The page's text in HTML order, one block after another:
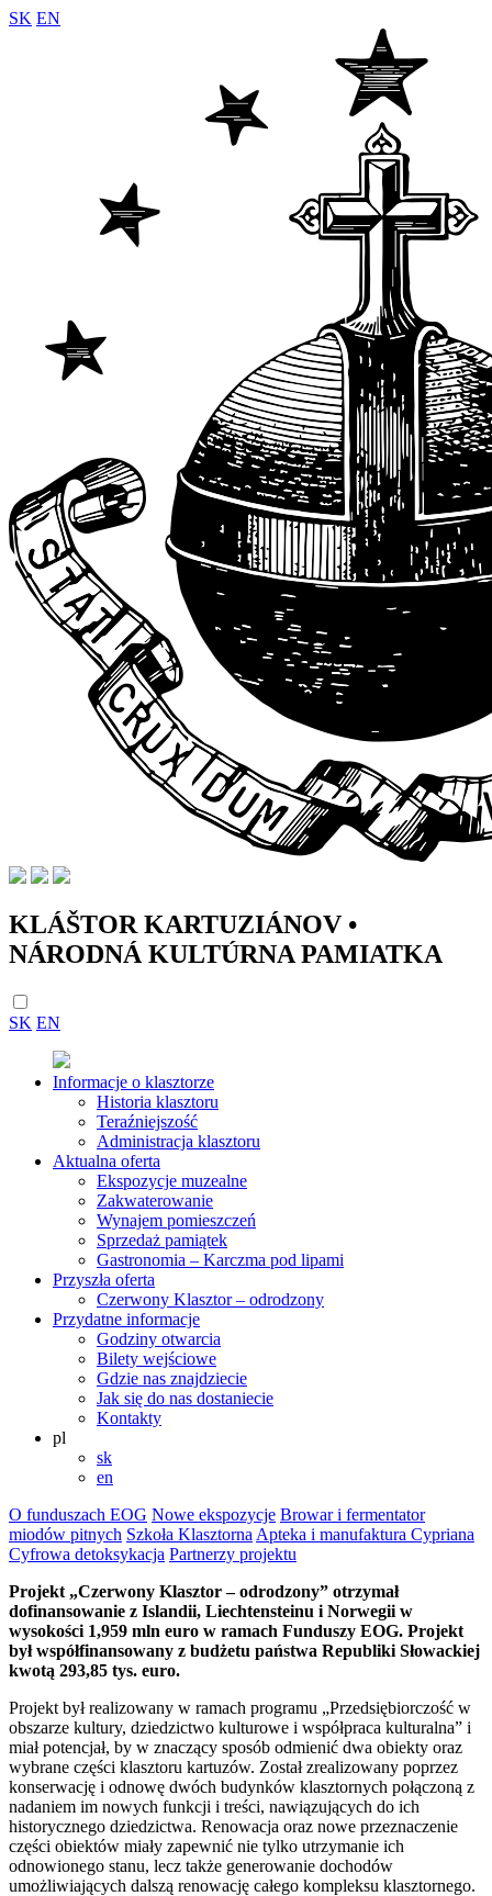
SK EN
KLÁŠTOR KARTUZIÁNOV •
NÁRODNÁ KULTÚRNA PAMIATKA
SK EN
Informacje o klasztorze
Historia klasztoru
Teraźniejszość
Administracja klasztoru
Aktualna oferta
Ekspozycje muzealne
Zakwaterowanie
Wynajem pomieszczeń
Sprzedaż pamiątek
Gastronomia – Karczma pod lipami
Przyszła oferta
Czerwony Klasztor – odrodzony
Przydatne informacje
Godziny otwarcia
Bilety wejściowe
Gdzie nas znajdziecie
Jak się do nas dostaniecie
Kontakty
pl
sk
en
O funduszach EOG Nowe ekspozycje Browar i fermentator
miodów pitnych Szkoła Klasztorna Apteka i manufaktura Cypriana
Cyfrowa detoksykacja Partnerzy projektu
Projekt „Czerwony Klasztor – odrodzony” otrzymał
dofinansowanie z Islandii, Liechtensteinu i Norwegii w
wysokości 1,959 mln euro w ramach Funduszy EOG. Projekt
był współfinansowany z budżetu państwa Republiki Słowackiej
kwotą 293,85 tys. euro.
Projekt był realizowany w ramach programu „Przedsiębiorczość w
obszarze kultury, dziedzictwo kulturowe i współpraca kulturalna” i
miał potencjał, by w znaczący sposób odmienić dwa obiekty oraz
wybrane części klasztoru kartuzów. Został zrealizowany poprzez
konserwację i odnowę dwóch budynków klasztornych połączoną z
nadaniem im nowych funkcji i treści, nawiązujących do ich
historycznego dziedzictwa. Renowacja oraz nowe przeznaczenie
części obiektów miały zapewnić nie tylko utrzymanie ich
odnowionego stanu, lecz także generowanie dochodów
umożliwiających dalszą renowację całego kompleksu klasztornego.